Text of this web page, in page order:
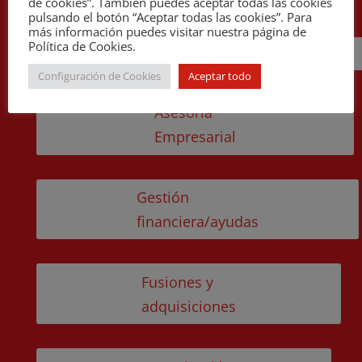
Asesoría
Empresarial
Gestión
financiera/ayudas
Fusiones y
adquisiciones
pulsando el botón “Aceptar todas las cookies”. Para
más información puedes visitar nuestra página de
Política de Cookies.
Configuración de Cookies Aceptar todo